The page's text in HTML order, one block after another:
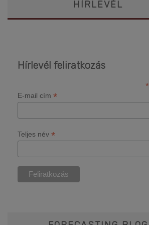
HÍRLEVÉL
Hírlevél feliratkozás
*
E-mail cím *
Teljes név *